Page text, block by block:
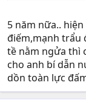
That said, right
more years.
Five years = 20
left… Maybe
These next five
of Kingdom.
corners and will
5 năm nữa..
điếm,mạnh trẩu
tề nằm ngửa thì
cho anh bí dẫn
dồn toàn lực